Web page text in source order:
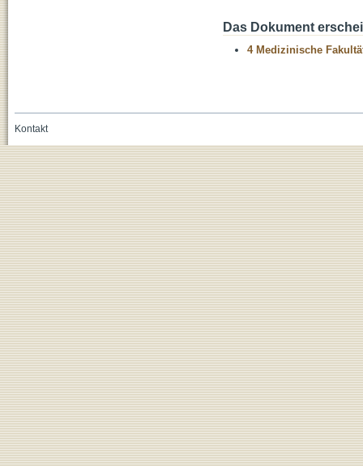
Das Dokument
4 Medizinische
Kontakt